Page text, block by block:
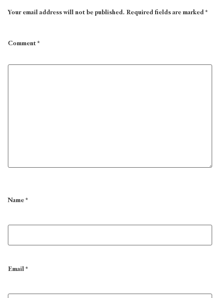
Your email address will not be published.Required fields are marked*
Comment*
Name*
Email*